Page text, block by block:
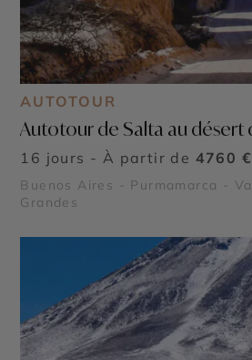
AUTOTOUR
Autotour de Salta au désert
16 jours - À partir de 4760 €
Buenos Aires - Purmamarca -
Grandes